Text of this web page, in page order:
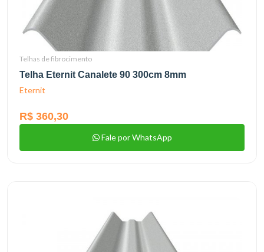
Telhas de fibrocimento
Telha Eternit Canalete 90 300cm 8mm
Eternit
R$ 360,30
Fale por WhatsApp